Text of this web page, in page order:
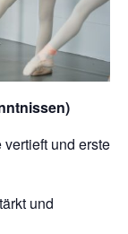
und erste
und